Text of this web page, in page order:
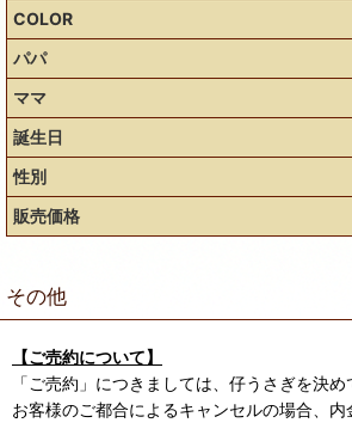
COLOR
パパ
ママ
誕生日
性別
販売価格
その他
【ご売約について】
「ご売約」につきましては、仔うさぎを決
お客様のご都合によるキャンセルの場合、